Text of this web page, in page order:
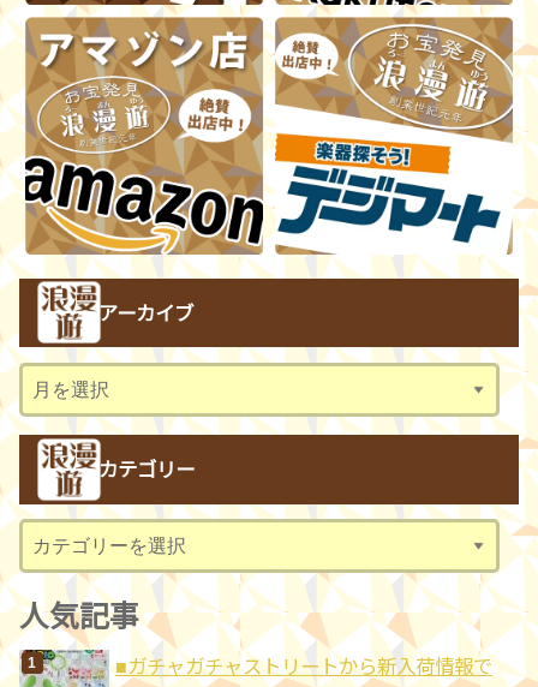
アーカイブ
ー
ブ
カテゴリー
テ
ゴ
リ
ー
人気記事
■ガチャガチャストリートから新入荷情報で